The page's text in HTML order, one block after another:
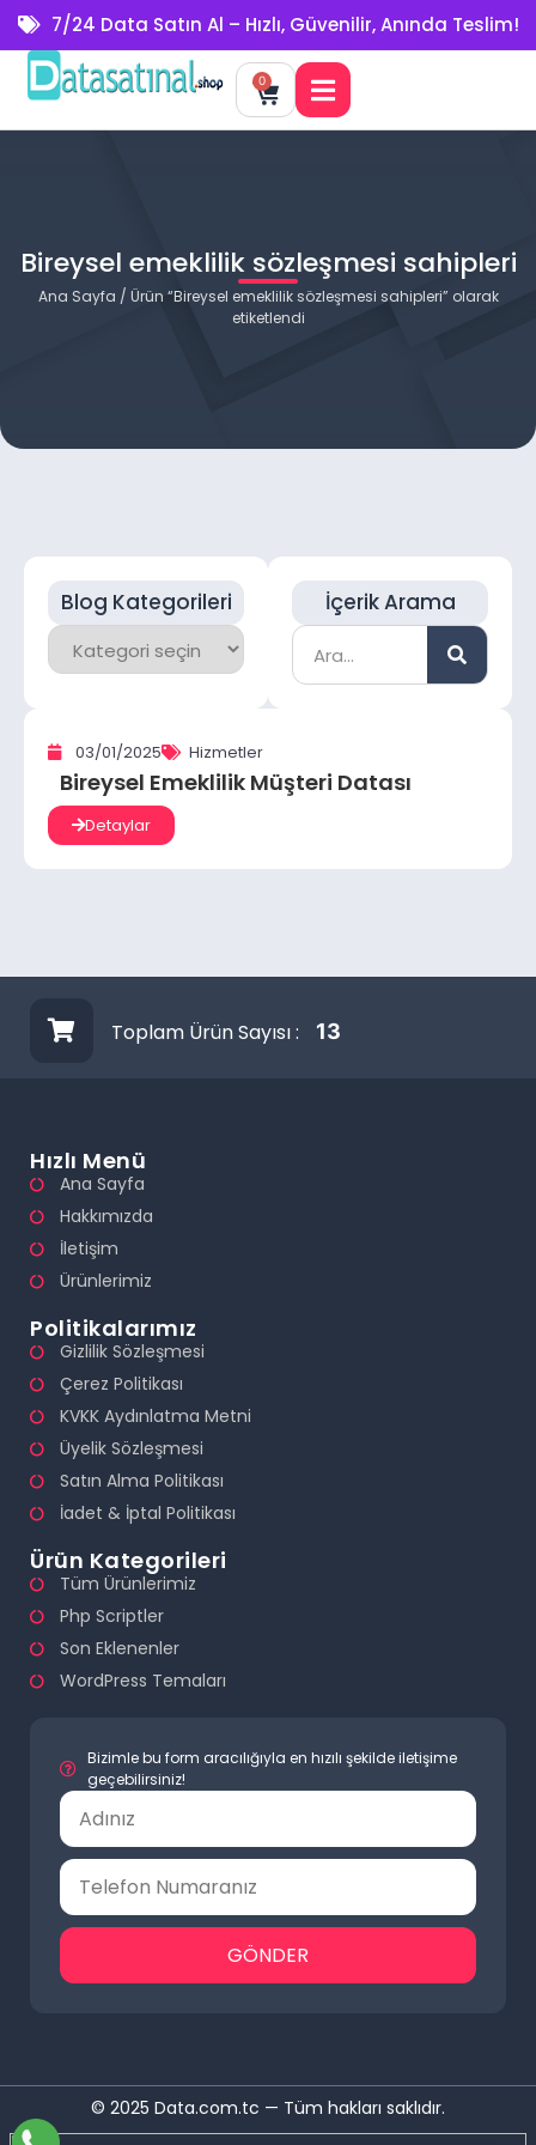
7/24 Data Satın Al – Hızlı, Güvenilir, Anında Teslim!
0
Bireysel emeklilik sözleşmesi sahipleri
Ana Sayfa / Ürün “Bireysel emeklilik sözleşmesi sahipleri” olarak
etiketlendi
Blog Kategorileri İçerik Arama
03/01/2025 Hizmetler
Bireysel Emeklilik Müşteri Datası
Detaylar
Toplam Ürün Sayısı : 13
Hızlı Menü
Ana Sayfa
Hakkımızda
İletişim
Ürünlerimiz
Politikalarımız
Gizlilik Sözleşmesi
Çerez Politikası
KVKK Aydınlatma Metni
Üyelik Sözleşmesi
Satın Alma Politikası
İadet & İptal Politikası
Ürün Kategorileri
Tüm Ürünlerimiz
Php Scriptler
Son Eklenenler
WordPress Temaları
Bizimle bu form aracılığıyla en hızılı şekilde iletişime
geçebilirsiniz!
GÖNDER
© 2025 Data.com.tc — Tüm hakları saklıdır.